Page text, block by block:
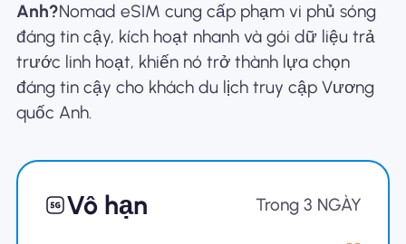
Giới thiệu về eSIM
Anh?Nomad eSIM cung cấp phạm vi phủ sóng
đáng tin cậy, kích hoạt nhanh và gói dữ liệu trả
trước linh hoạt, khiến nó trở thành lựa chọn
đáng tin cậy cho khách du lịch truy cập Vương
quốc Anh.
Vô hạn Trong 3 NGÀY